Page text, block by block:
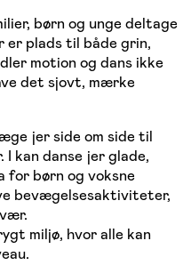
børn og unge deltage
er plads til både grin,
motion og dans ikke
det sjovt, mærke
jer side om side til
I kan danse jer glade,
for børn og voksne
bevægelsesaktiviteter,
miljø, hvor alle kan